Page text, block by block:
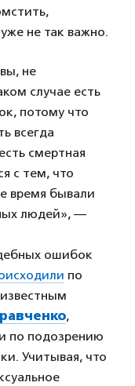
не так важно.
не
случае есть
потому что
всегда
смертная
с тем, что
время бывали
людей», —
ошибок
по
,
по подозрению
Учитывая, что